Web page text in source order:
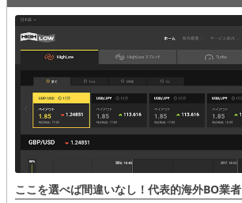
トレンドを見極める
トレンド順張りで勝つ方法
逆張りと相場変動のしくみ
シグナルはダマシに注意
負けそうなときは損切り
攻略法まとめ
ここを選べば間違いなし！代表的海外BO業者